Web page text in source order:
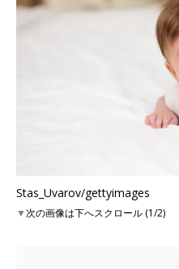
Stas_Uvarov/gettyimages
▼次の画像は下へスクロール (1/2)